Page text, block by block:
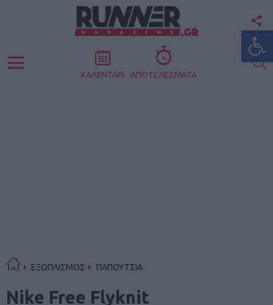
Menu ΚΑΛΕΝΤΑΡΙ ΑΠΟΤΕΛΕΣΜΑΤΑ
ΕΞΟΠΛΙΣΜΟΣ ΠΑΠΟΥΤΣΙΑ
Nike Free Flyknit